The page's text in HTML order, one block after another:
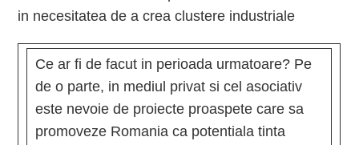
in necesitatea de a crea clustere industriale
Ce ar fi de facut in perioada urmatoare? Pe
de o parte, in mediul privat si cel asociativ
este nevoie de proiecte proaspete care sa
promoveze Romania ca potentiala tinta